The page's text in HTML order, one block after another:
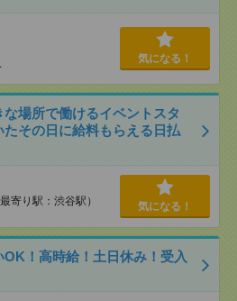
気になる！
場所で働けるイベントスタ
その日に給料もらえる日払
寄り駅：渋谷駅） 気になる！
！高時給！土日休み！受入